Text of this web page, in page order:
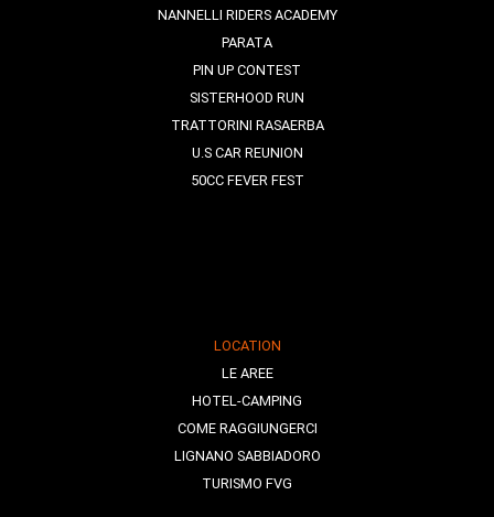
NANNELLI RIDERS ACADEMY
PARATA
PIN UP CONTEST
SISTERHOOD RUN
TRATTORINI RASAERBA
U.S CAR REUNION
50CC FEVER FEST
LOCATION
LE AREE
HOTEL-CAMPING
COME RAGGIUNGERCI
LIGNANO SABBIADORO
TURISMO FVG